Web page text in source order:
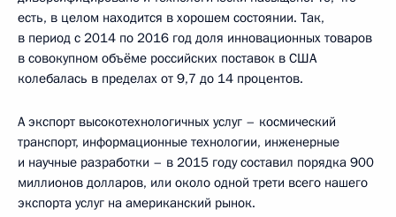
есть, в целом находится в хорошем состоянии. Так,
в период с 2014 по 2016 год доля инновационных товаров
в совокупном объёме российских поставок в США
колебалась в пределах от 9,7 до 14 процентов.
А экспорт высокотехнологичных услуг – космический
транспорт, информационные технологии, инженерные
и научные разработки – в 2015 году составил порядка 900
миллионов долларов, или около одной трети всего нашего
экспорта услуг на американский рынок.